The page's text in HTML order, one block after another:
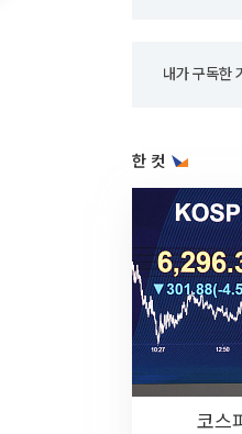
내가 구독한
한 컷
코스